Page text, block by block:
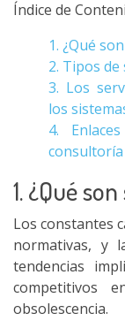
Índice de
1. ¿Qué
2. Tipos
3. Los
los
4.
consultoría
1. ¿Qué
Los constantes
normativas, y
tendencias
competitivos
obsolescencia.